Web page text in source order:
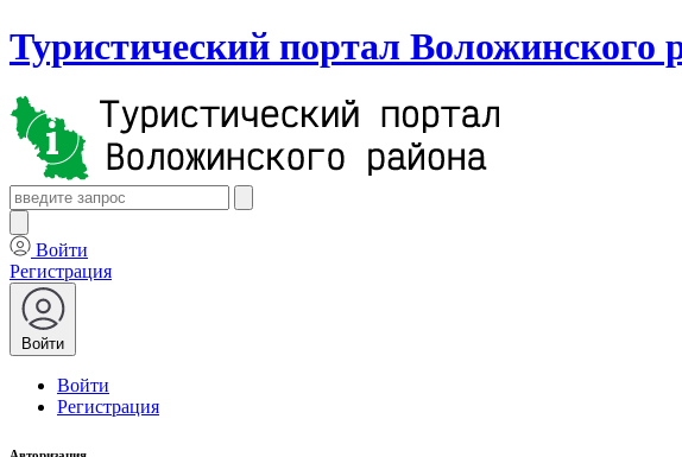
Туристический портал
Войти
Регистрация
Войти
Войти
Регистрация